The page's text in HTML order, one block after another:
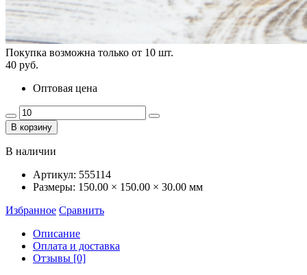
Покупка возможна только от 10 шт.
40 руб.
Оптовая цена
В корзину
В наличии
Артикул: 555114
Размеры: 150.00 × 150.00 × 30.00 мм
Избранное Сравнить
Описание
Оплата и доставка
Отзывы [0]